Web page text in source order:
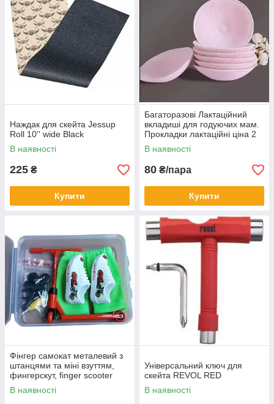
Наждак для скейта Jessup
Roll 10'' wide Black
В наявності
225 ₴
Купити
Багаторазові Лактаційний
вкладиші для годуючих мам.
Прокладки лактаційні ціна 2
шт.
В наявності
80 ₴/пара
Купити
Фінгер самокат металевий з
штанцями та міні взуттям,
фингерскут, finger scooter
фінгерсамокат (червоний)
В наявності
Універсальний ключ для
скейта REVOL RED
В наявності